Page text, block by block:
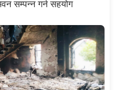
सम्पन्न गर्न सहयोग